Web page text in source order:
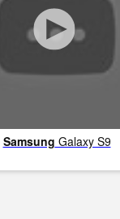
Samsung Galaxy S9